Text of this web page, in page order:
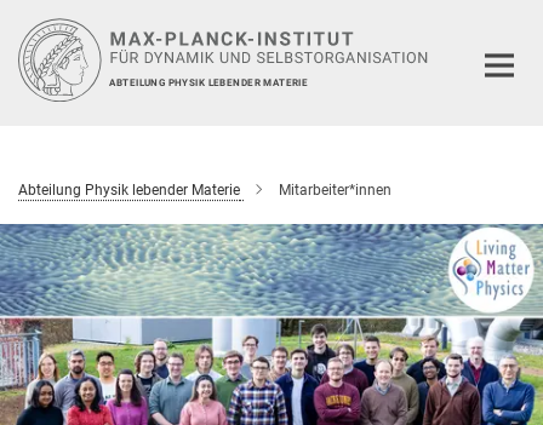
Hauptinhalt
ABTEILUNG PHYSIK LEBENDER MATERIE
Abteilung Physik lebender Materie Mitarbeiter*innen